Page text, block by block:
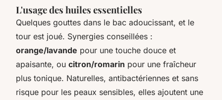
L'usage des huiles essentielles
Quelques gouttes dans le bac adoucissant, et le
tour est joué. Synergies conseillées :
orange/lavande pour une touche douce et
apaisante, ou citron/romarin pour une fraîcheur
plus tonique. Naturelles, antibactériennes et sans
risque pour les peaux sensibles, elles ajoutent une